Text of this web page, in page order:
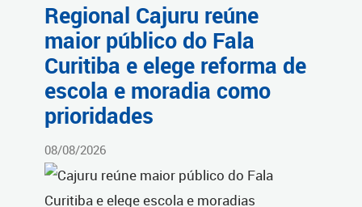
Regional Cajuru reúne
maior público do Fala
Curitiba e elege reforma de
escola e moradia como
prioridades
08/08/2026